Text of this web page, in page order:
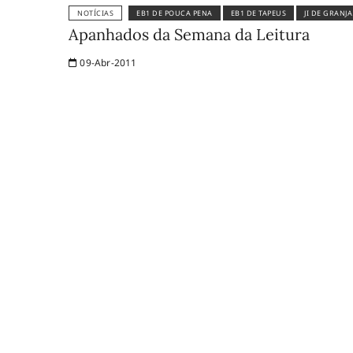
NOTÍCIAS EB1 DE POUCA PENA EB1 DE TAPEUS JI DE
Apanhados da Semana da Leitura
09-Abr-2011